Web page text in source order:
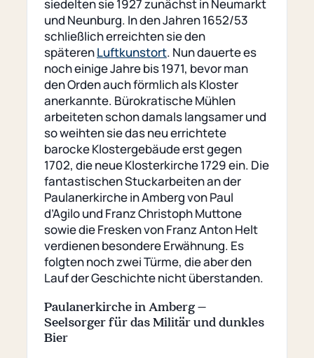
siedelten sie 1927 zunächst in Neumarkt
und Neunburg. In den Jahren 1652/53
schließlich erreichten sie den
späterenLuftkunstort. Nun dauerte es
noch einige Jahre bis 1971, bevor man
den Orden auch förmlich als Kloster
anerkannte. Bürokratische Mühlen
arbeiteten schon damals langsamer und
so weihten sie das neu errichtete
barocke Klostergebäude erst gegen
1702, die neue Klosterkirche 1729 ein. Die
fantastischen Stuckarbeiten an der
Paulanerkirche in Amberg von Paul
d’Agilo und Franz Christoph Muttone
sowie die Fresken von Franz Anton Helt
verdienen besondere Erwähnung. Es
folgten noch zwei Türme, die aber den
Lauf der Geschichte nicht überstanden.
Paulanerkirche in Amberg –
Seelsorger für das Militär und dunkles
Bier